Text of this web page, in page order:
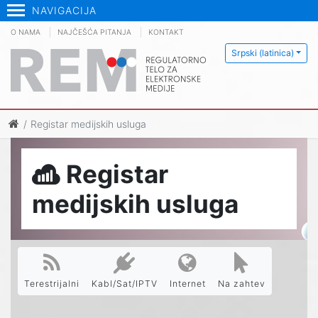
NAVIGACIJA
Srpski (latinica)
O NAMA NAJČEŠĆA PITANJA KONTAKT
Registar medijskih usluga
Registar
medijskih usluga
Terestrijalni Kabl/Sat/IPTV Internet Na zahtev